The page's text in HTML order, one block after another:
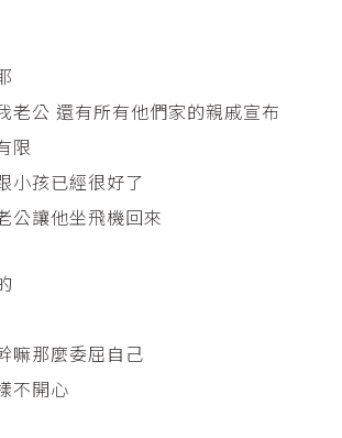
老公 還有所有他們家的親戚宣布
限
小孩已經很好了
公讓他坐飛機回來
嘛那麼委屈自己
不開心